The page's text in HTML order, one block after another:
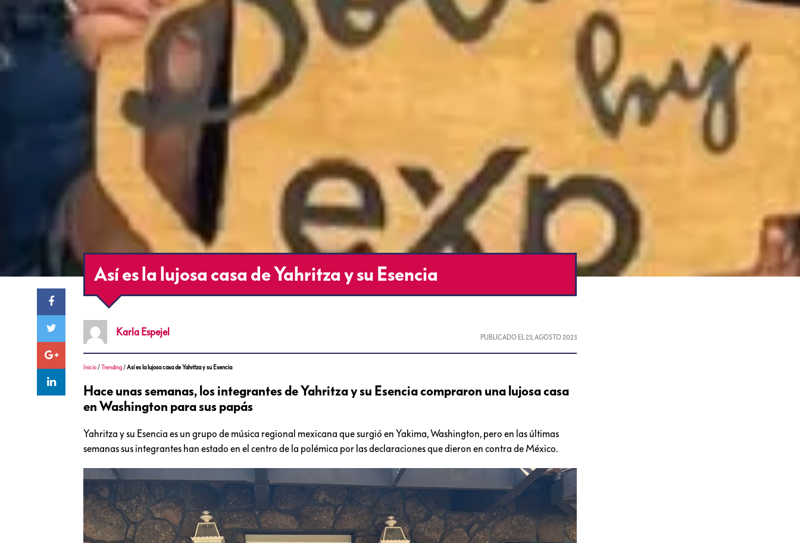
Así es la lujosa casa de Yahritza y su Esencia
Karla Espejel PUBLICADO EL 23, AGOSTO 2023
Inicio /Trending /Así es la lujosa casa de Yahritza y su Esencia
Hace unas semanas, los integrantes de Yahritza y su Esencia compraron una lujosa casa
en Washington para sus papás
Yahritza y su Esencia es un grupo de música regional mexicana que surgió en Yakima, Washington, pero en las últimas
semanas sus integrantes han estado en el centro de la polémica por las declaraciones que dieron en contra de México.